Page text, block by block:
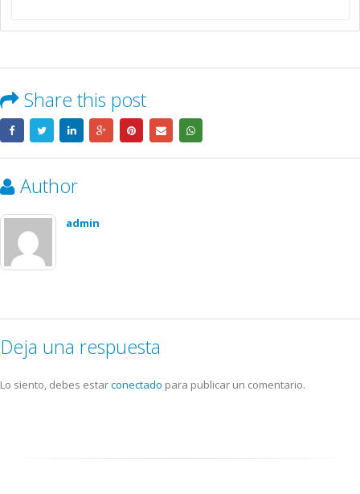
Share this post
Author
admin
Deja una respuesta
Lo siento, debes estarconectado para publicar un comentario.